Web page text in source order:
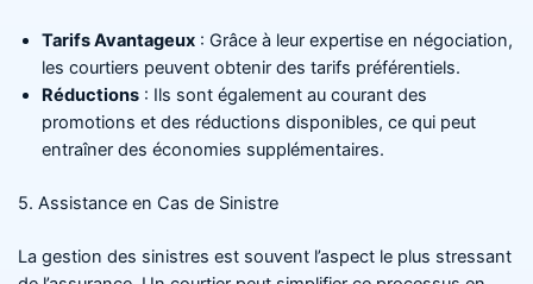
Tarifs Avantageux : Grâce à leur expertise en négociation,
les courtiers peuvent obtenir des tarifs préférentiels.
Réductions : Ils sont également au courant des
promotions et des réductions disponibles, ce qui peut
entraîner des économies supplémentaires.
5. Assistance en Cas de Sinistre
La gestion des sinistres est souvent l’aspect le plus stressant